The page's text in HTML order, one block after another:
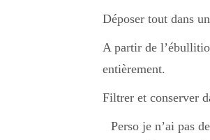
Déposer tout dans
A partir de
entièrement.
Filtrer et conserver
Perso je n’ai pas